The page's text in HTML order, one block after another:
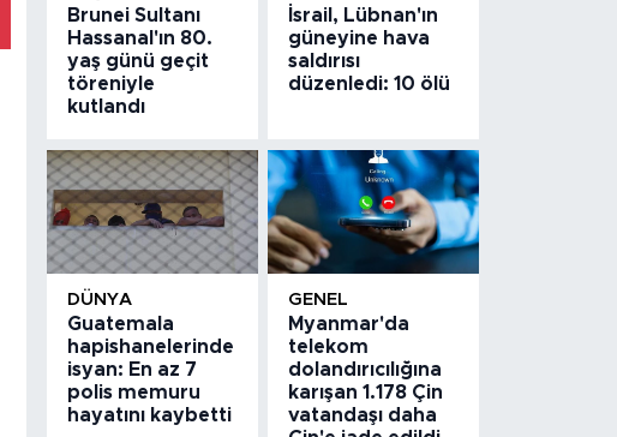
Brunei Sultanı
Hassanal'ın 80.
yaş günü geçit
töreniyle
kutlandı
İsrail, Lübnan'ın
güneyine hava
saldırısı
düzenledi: 10 ölü
DÜNYA
Guatemala
hapishanelerinde
isyan: En az 7
polis memuru
hayatını kaybetti
GENEL
Myanmar'da
telekom
dolandırıcılığına
karışan 1.178 Çin
vatandaşı daha